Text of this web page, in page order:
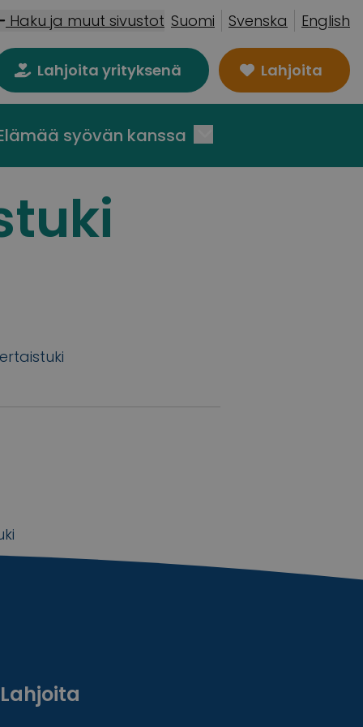
Haku ja muut sivustot Suomi Svenska English
Lahjoita yrityksenä Lahjoita
syövän kanssa
Lahjoita